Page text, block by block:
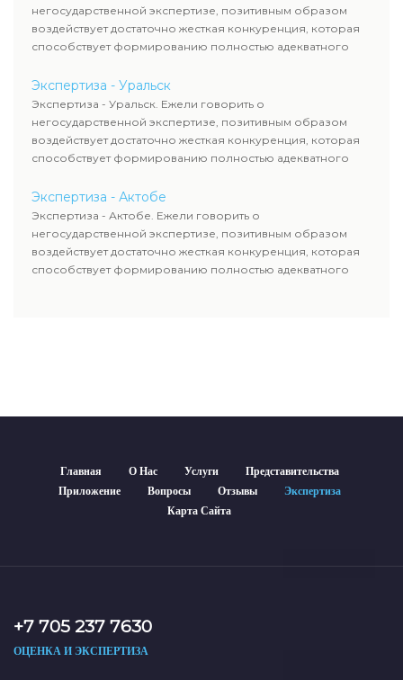
негосударственной экспертизе, позитивным образом
воздействует достаточно жесткая конкуренция, которая
способствует формированию полностью адекватного
Экспертиза - Уральск
Экспертиза - Уральск. Ежели говорить о
негосударственной экспертизе, позитивным образом
воздействует достаточно жесткая конкуренция, которая
способствует формированию полностью адекватного
Экспертиза - Актобе
Экспертиза - Актобе. Ежели говорить о
негосударственной экспертизе, позитивным образом
воздействует достаточно жесткая конкуренция, которая
способствует формированию полностью адекватного
Главная О Нас Услуги
Представительства
Приложение
Вопросы Отзывы
Экспертиза
Карта Сайта
+7 705 237 7630
ОЦЕНКА И ЭКСПЕРТИЗА